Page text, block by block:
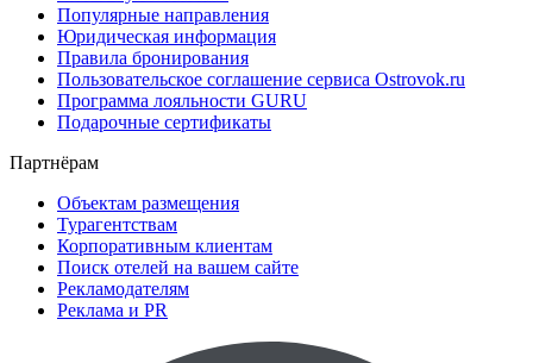
Популярные направления
Юридическая информация
Правила бронирования
Пользовательское соглашение сервиса Ostrovok.ru
Программа лояльности GURU
Подарочные сертификаты
Партнёрам
Объектам размещения
Турагентствам
Корпоративным клиентам
Поиск отелей на вашем сайте
Рекламодателям
Реклама и PR